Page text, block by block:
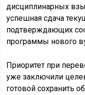
дисциплинарных
успешная сдача
подтверждающих
программы нового
Приоритет при
уже заключили
готовой сохранить